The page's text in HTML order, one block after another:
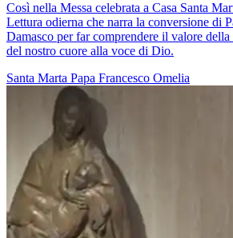
Così nella Messa celebrata a Casa Santa
Lettura odierna che narra la conversione di
Damasco per far comprendere il valore
del nostro cuore alla voce di Dio.
Santa Marta Papa Francesco Omelia